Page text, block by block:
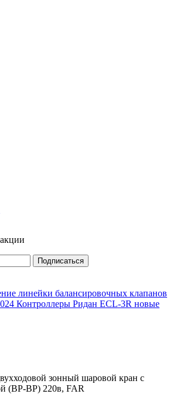
Подписаться
линейки балансировочных клапанов
Контроллеры Ридан ECL-3R новые
зонный шаровой кран с
(ВР-ВР) 220в, FAR